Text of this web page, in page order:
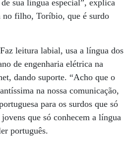
sua língua especial”, explica
no filho, Toríbio, que é surdo
leitura labial, usa a língua dos
de engenharia elétrica na
dando suporte. “Acho que o
na nossa comunicação,
para os surdos que só
que só conhecem a língua
português.